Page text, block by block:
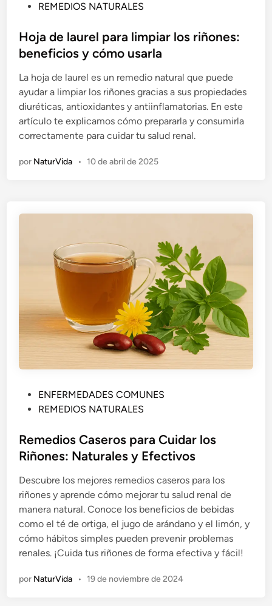
l
i
a
d
o
e
n
REMEDIOS NATURALES
Hoja de laurel para limpiar los riñones:
beneficios y cómo usarla
La hoja de laurel es un remedio natural que puede
ayudar a limpiar los riñones gracias a sus propiedades
diuréticas, antioxidantes y antiinflamatorias. En este
artículo te explicamos cómo prepararla y consumirla
correctamente para cuidar tu salud renal.
por NaturVida • 10 de abril de 2025
l
i
a
d
o
e
n
ENFERMEDADES COMUNES
REMEDIOS NATURALES
Remedios Caseros para Cuidar los
Riñones: Naturales y Efectivos
Descubre los mejores remedios caseros para los
riñones y aprende cómo mejorar tu salud renal de
manera natural. Conoce los beneficios de bebidas
como el té de ortiga, el jugo de arándano y el limón, y
cómo hábitos simples pueden prevenir problemas
renales. ¡Cuida tus riñones de forma efectiva y fácil!
por NaturVida • 19 de noviembre de 2024